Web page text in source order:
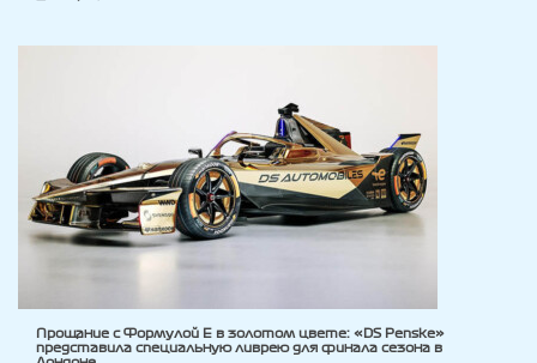
Прощание с Формулой E в золотом цвете: «DS Penske»
представила специальную ливрею для финала сезона в